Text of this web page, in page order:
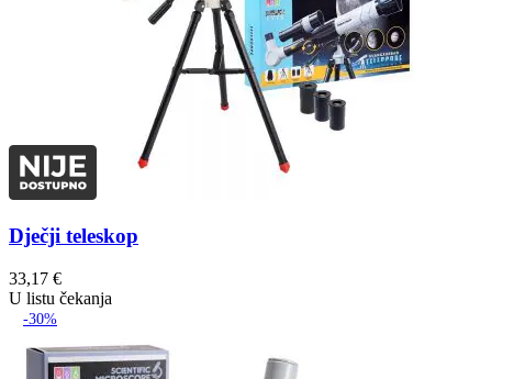
Dječji teleskop
33,17 €
U listu čekanja
-30%